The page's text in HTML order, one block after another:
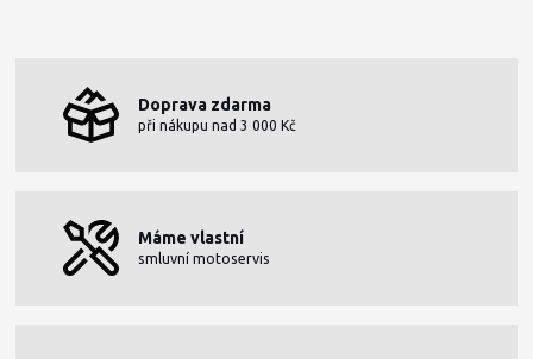
Doprava zdarma
při nákupu nad 3 000 Kč
Máme vlastní
smluvní motoservis